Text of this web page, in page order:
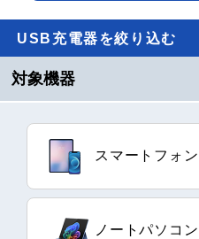
USB充電器を絞り込む
対象機器
スマートフォ
ノートパソコン